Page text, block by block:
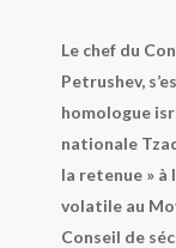
Le chef du
Petrushev,
homologue
nationale
la retenue » à
volatile au
Conseil de